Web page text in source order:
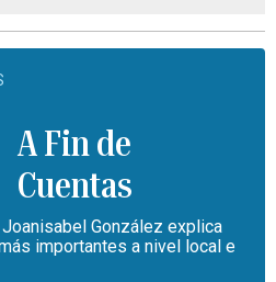
A Fin de
Cuentas
González explica
importantes a nivel local e